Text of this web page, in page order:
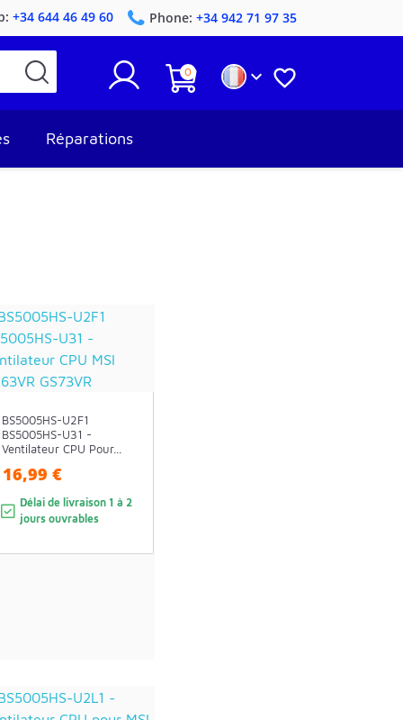
+34 644 46 49 60 Phone: +34 942 71 97 35
0  
Réparations
BS5005HS-U2F1
BS5005HS-U31 -
Ventilateur CPU Pour...
16,99 €
Délai de livraison 1 à 2
jours ouvrables